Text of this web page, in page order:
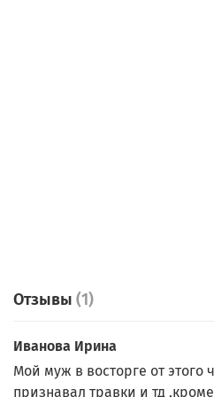
Отзывы (1)
Иванова Ирина
Мой муж в восторге от этого
признавал травки и тд